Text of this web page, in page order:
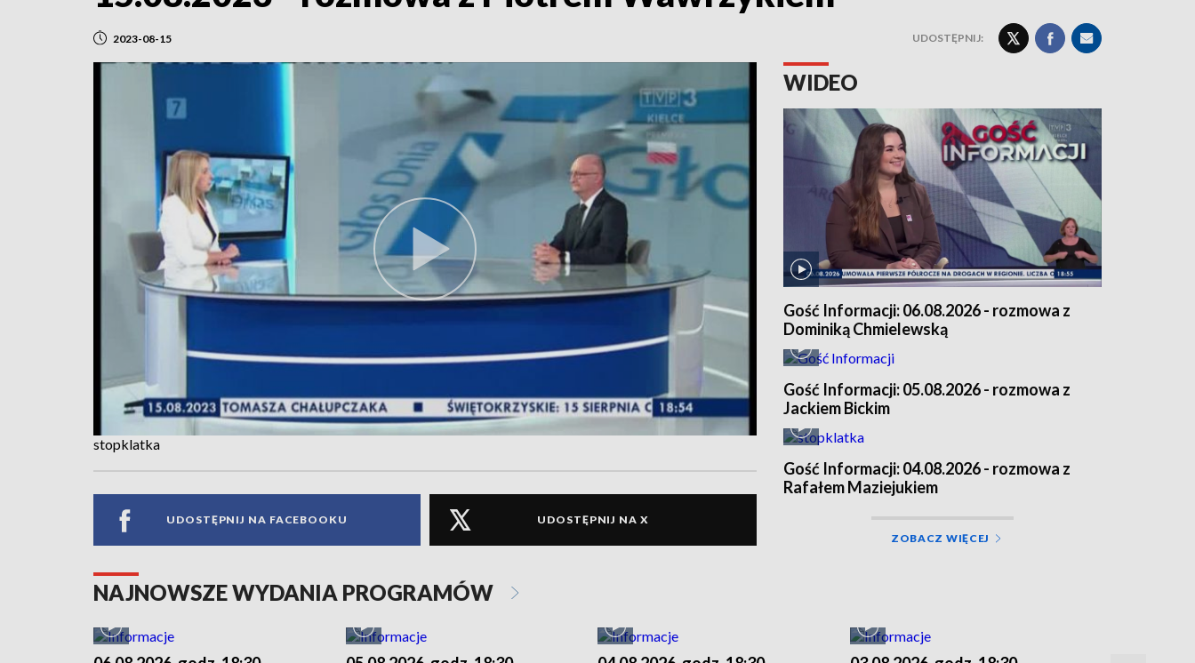
2023-08-15 UDOSTĘPNIJ:
stopklatka
UDOSTĘPNIJ NA FACEBOOKU UDOSTĘPNIJ NA X
WIDEO
Gość Informacji: 06.08.2026 - rozmowa z
Dominiką Chmielewską
Gość Informacji: 05.08.2026 - rozmowa z
Jackiem Bickim
Gość Informacji: 04.08.2026 - rozmowa z
Rafałem Maziejukiem
ZOBACZ WIĘCEJ
NAJNOWSZE WYDANIA PROGRAMÓW